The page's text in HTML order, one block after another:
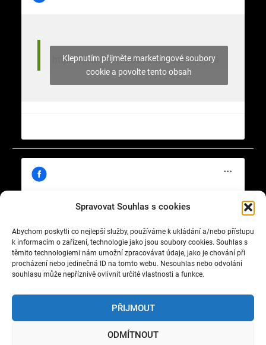
Spravovat Souhlas s cookies
Abychom poskytli co nejlepší služby, používáme k ukládání a/nebo přístupu
k informacím o zařízení, technologie jako jsou soubory cookies. Souhlas s
těmito technologiemi nám umožní zpracovávat údaje, jako je chování při
procházení nebo jedinečná ID na tomto webu. Nesouhlas nebo odvolání
souhlasu může nepříznivě ovlivnit určité vlastnosti a funkce.
PŘIJMOUT
ODMÍTNOUT
https://www.facebook.com/nasekrajina
Klepnutím přijměte marketingové soubory
cookie a povolte tento obsah
https://www.facebook.com/cisty.vzduch.v.Celakovicich
Klepnutím přijměte marketingové soubory
cookie a povolte tento obsah